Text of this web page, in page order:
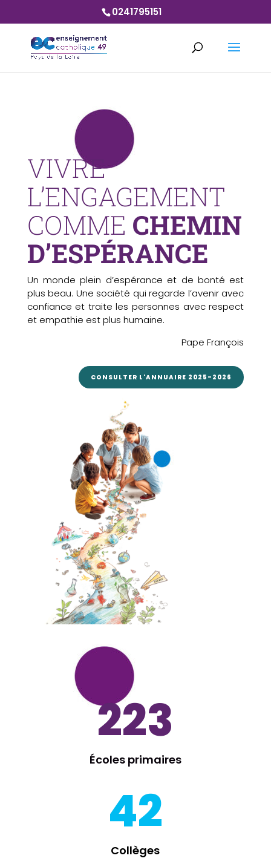
0241795151
VIVRE
L’ENGAGEMENT
COMME CHEMIN
D’ESPÉRANCE
Un monde plein d’espérance et de bonté est
plus beau. Une société qui regarde l’avenir avec
confiance et traite les personnes avec respect
et empathie est plus humaine.
Pape François
CONSULTER L'ANNUAIRE 2025-2026
223
Écoles primaires
42
Collèges